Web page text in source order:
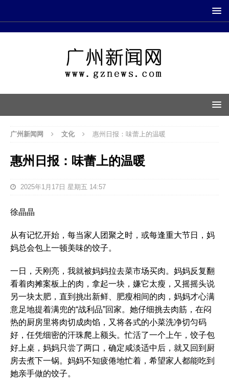
广州新闻网 文化 惠州日报：味蕾上的温暖
惠州日报：味蕾上的温暖
2025年1月17日 星期五 14:57
徐晶晶
从有记忆开始，每当家人团聚之时，或每逢重大节日，妈
妈总会包上一顿美味的饺子。
一日，天刚亮，我就被妈妈拉去菜市场买肉。妈妈反复翻
看着肉摊案板上的肉，拿起一块，嫌它太瘦，又摇摇头说
另一块太肥，直到挑出新鲜、肥瘦相间的肉，妈妈才心满
意足地提着满兜的“战利品”回家。她仔细挑去肉筋，在闷
热的厨房里将肉切成肉馅，又将各式的小菜洗净切匀码
好，任凭细密的汗珠爬上额头。忙活了一个上午，饺子包
好上桌，妈妈只尝了两口，确定咸淡适中后，就又回到厨
房去煮下一锅。妈妈不知疲倦地忙着，希望家人都能吃到
她亲手做的饺子。